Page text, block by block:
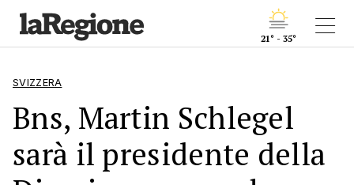
21° - 35°
SVIZZERA
Bns, Martin Schlegel
sarà il presidente della